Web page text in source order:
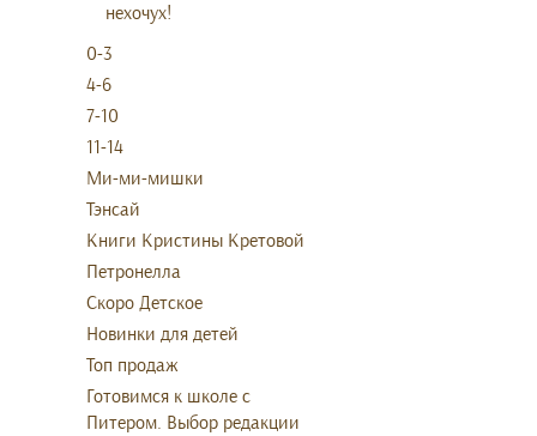
нехочух!
0-3
4-6
7-10
11-14
Ми-ми-мишки
Тэнсай
Книги Кристины Кретовой
Петронелла
Скоро Детское
Новинки для детей
Топ продаж
Готовимся к школе с
Питером. Выбор редакции